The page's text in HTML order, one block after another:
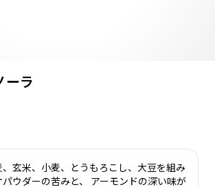
ーラ
玄米、小麦、とうもろこし、大豆を組み
ウダーの苦みと、 アーモンドの深い味が